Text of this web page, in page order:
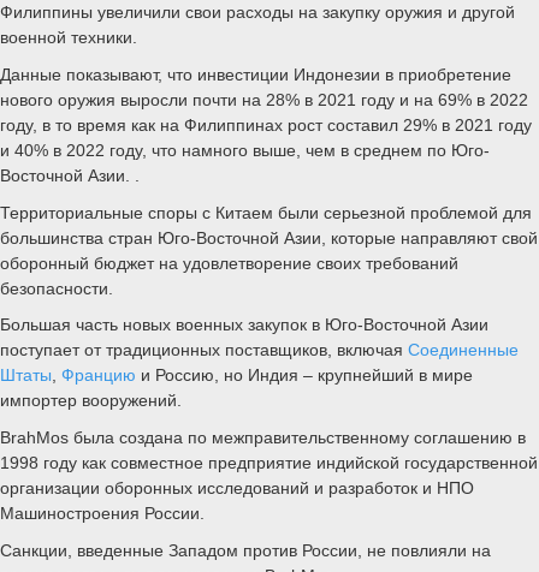
Филиппины увеличили свои расходы на закупку оружия и другой
военной техники.
Данные показывают, что инвестиции Индонезии в приобретение
нового оружия выросли почти на 28% в 2021 году и на 69% в 2022
году, в то время как на Филиппинах рост составил 29% в 2021 году
и 40% в 2022 году, что намного выше, чем в среднем по Юго-
Восточной Азии. .
Территориальные споры с Китаем были серьезной проблемой для
большинства стран Юго-Восточной Азии, которые направляют свой
оборонный бюджет на удовлетворение своих требований
безопасности.
Большая часть новых военных закупок в Юго-Восточной Азии
поступает от традиционных поставщиков, включая Соединенные
Штаты, Францию и Россию, но Индия – крупнейший в мире
импортер вооружений.
BrahMos была создана по межправительственному соглашению в
1998 году как совместное предприятие индийской государственной
организации оборонных исследований и разработок и НПО
Машиностроения России.
Санкции, введенные Западом против России, не повлияли на